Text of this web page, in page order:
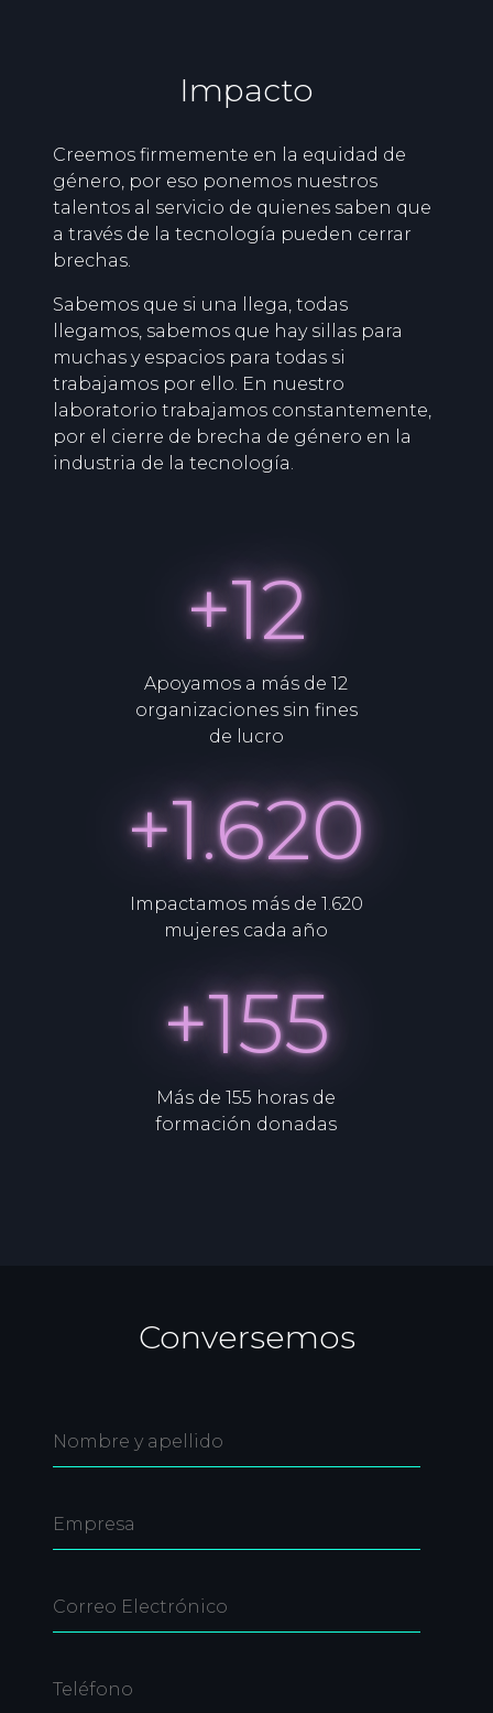
Impacto
Creemos firmemente en la equidad de
género, por eso ponemos nuestros
talentos al servicio de quienes saben que
a través de la tecnología pueden cerrar
brechas.
Sabemos que si una llega, todas
llegamos, sabemos que hay sillas para
muchas y espacios para todas si
trabajamos por ello. En nuestro
laboratorio trabajamos constantemente,
por el cierre de brecha de género en la
industria de la tecnología.
+12
Apoyamos a más de 12
organizaciones sin fines
de lucro
+1.620
Impactamos más de 1.620
mujeres cada año
+155
Más de 155 horas de
formación donadas
Conversemos